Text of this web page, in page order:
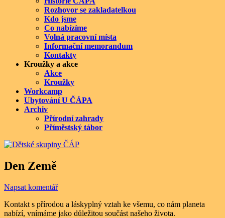
Rozhovor se zakladatelkou
Kdo jsme
Co nabízíme
Volná pracovní místa
Informační memorandum
Kontakty
Kroužky a akce
Akce
Kroužky
Workcamp
Ubytování U ČÁPA
Archiv
Přírodní zahrady
Příměstský tábor
Den Země
Napsat komentář
Kontakt s přírodou a láskyplný vztah ke všemu, co nám planeta
nabízí, vnímáme jako důležitou součást našeho života.